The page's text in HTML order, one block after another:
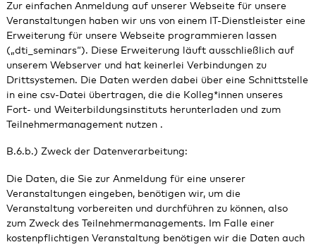
Zur einfachen Anmeldung auf unserer Webseite für unsere
Veranstaltungen haben wir uns von einem IT-Dienstleister eine
Erweiterung für unsere Webseite programmieren lassen
(„dti_seminars“). Diese Erweiterung läuft ausschließlich auf
unserem Webserver und hat keinerlei Verbindungen zu
Drittsystemen. Die Daten werden dabei über eine Schnittstelle
in eine csv-Datei übertragen, die die Kolleg*innen unseres
Fort- und Weiterbildungsinstituts herunterladen und zum
Teilnehmermanagement nutzen .
B.6.b.) Zweck der Datenverarbeitung:
Die Daten, die Sie zur Anmeldung für eine unserer
Veranstaltungen eingeben, benötigen wir, um die
Veranstaltung vorbereiten und durchführen zu können, also
zum Zweck des Teilnehmermanagements. Im Falle einer
kostenpflichtigen Veranstaltung benötigen wir die Daten auch